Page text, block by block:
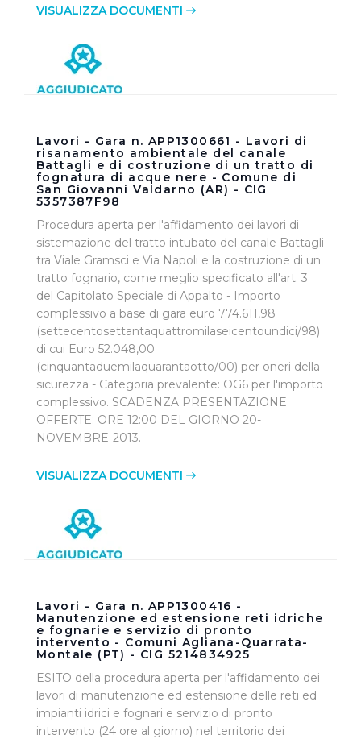
VISUALIZZA DOCUMENTI
Lavori - Gara n. APP1300661 - Lavori di
risanamento ambientale del canale
Battagli e di costruzione di un tratto di
fognatura di acque nere - Comune di
San Giovanni Valdarno (AR) - CIG
5357387F98
Procedura aperta per l'affidamento dei lavori di
sistemazione del tratto intubato del canale Battagli
tra Viale Gramsci e Via Napoli e la costruzione di un
tratto fognario, come meglio specificato all'art. 3
del Capitolato Speciale di Appalto - Importo
complessivo a base di gara euro 774.611,98
(settecentosettantaquattromilaseicentoundici/98)
di cui Euro 52.048,00
(cinquantaduemilaquarantaotto/00) per oneri della
sicurezza - Categoria prevalente: OG6 per l'importo
complessivo. SCADENZA PRESENTAZIONE
OFFERTE: ORE 12:00 DEL GIORNO 20-
NOVEMBRE-2013.
VISUALIZZA DOCUMENTI
Lavori - Gara n. APP1300416 -
Manutenzione ed estensione reti idriche
e fognarie e servizio di pronto
intervento - Comuni Agliana-Quarrata-
Montale (PT) - CIG 5214834925
ESITO della procedura aperta per l'affidamento dei
lavori di manutenzione ed estensione delle reti ed
impianti idrici e fognari e servizio di pronto
intervento (24 ore al giorno) nel territorio dei